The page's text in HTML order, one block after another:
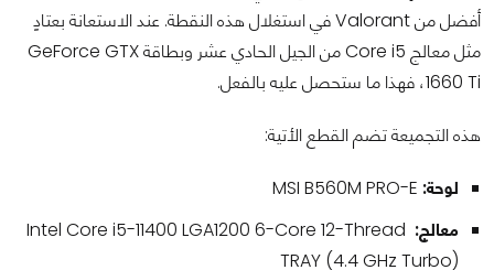
أفضل من Valorant في استغلال هذه النقطة. عند الاستعانة بعتادٍ
مثل معالج Core i5 من الجيل الحادي عشر وبطاقة GeForce GTX
1660 Ti، فهذا ما ستحصل عليه بالفعل.
هذه التجميعة تضم القطع الأتية:
لوحة: MSI B560M PRO-E
معالج: Intel Core i5-11400 LGA1200 6-Core 12-Thread
TRAY (4.4 GHz Turbo)